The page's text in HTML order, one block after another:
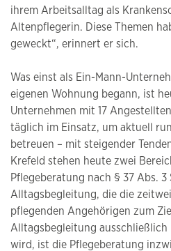
ihrem Arbeitsalltag als
Altenpflegerin. Diese Themen
geweckt“, erinnert er sich.
Was einst als Ein-Mann-
eigenen Wohnung begann, ist
Unternehmen mit 17
täglich im Einsatz, um aktuell
betreuen – mit steigender
Krefeld stehen heute zwei
Pflegeberatung nach § 37 Abs. 3
Alltagsbegleitung, die die
pflegenden Angehörigen zum
Alltagsbegleitung ausschließlich
wird, ist die Pflegeberatung